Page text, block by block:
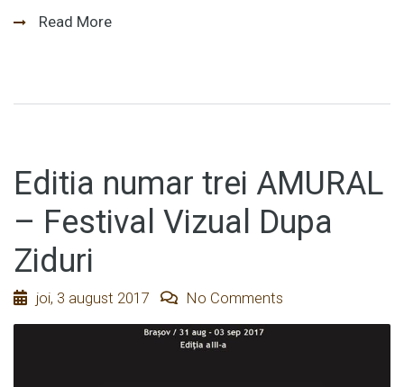
Read More
Editia numar trei AMURAL
– Festival Vizual Dupa
Ziduri
joi, 3 august 2017 No Comments